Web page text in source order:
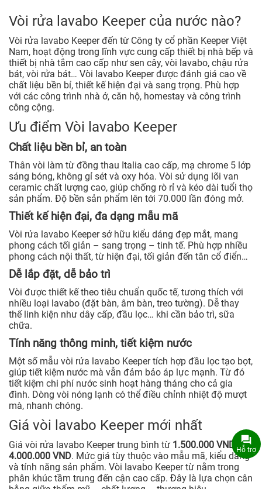
Vòi rửa lavabo Keeper của nước nào?
Vòi rửa lavabo Keeper đến từ Công ty cổ phần Keeper Việt
Nam, hoạt động trong lĩnh vực cung cấp thiết bị nhà bếp và
thiết bị nhà tắm cao cấp như sen cây, vòi lavabo, chậu rửa
bát, vòi rửa bát… Vòi lavabo Keeper được đánh giá cao về
chất liệu bền bỉ, thiết kế hiện đại và sang trọng. Phù hợp
với các công trình nhà ở, căn hộ, homestay và công trình
công cộng.
Ưu điểm Vòi lavabo Keeper
Chất liệu bền bỉ, an toàn
Thân vòi làm từ đồng thau Italia cao cấp, mạ chrome 5 lớp
sáng bóng, không gỉ sét và oxy hóa. Vòi sử dụng lõi van
ceramic chất lượng cao, giúp chống rò rỉ và kéo dài tuổi thọ
sản phẩm. Độ bền sản phẩm lên tới 70.000 lần đóng mở.
Thiết kế hiện đại, đa dạng mẫu mã
Vòi rửa lavabo Keeper sở hữu kiểu dáng đẹp mắt, mang
phong cách tối giản – sang trọng – tinh tế. Phù hợp nhiều
phong cách nội thất, từ hiện đại, tối giản đến tân cổ điển…
Dễ lắp đặt, dễ bảo trì
Vòi được thiết kế theo tiêu chuẩn quốc tế, tương thích với
nhiều loại lavabo (đặt bàn, âm bàn, treo tường). Dễ thay
thế linh kiện như dây cấp, đầu lọc… khi cần bảo trì, sữa
chữa.
Tính năng thông minh, tiết kiệm nước
Một số mẫu vòi rửa lavabo Keeper tích hợp đầu lọc tạo bọt,
giúp tiết kiệm nước mà vẫn đảm bảo áp lực mạnh. Từ đó
tiết kiệm chi phí nước sinh hoạt hàng tháng cho cả gia
đình. Dòng vòi nóng lạnh có thể điều chỉnh nhiệt độ mượt
mà, nhanh chóng.
Giá vòi lavabo Keeper mới nhất
Giá vòi rửa lavabo Keeper trung bình từ 1.500.000 VND –
4.000.000 VND. Mức giá tùy thuộc vào mẫu mã, kiểu dáng
và tính năng sản phẩm. Vòi lavabo Keeper từ nằm trong
phân khúc tầm trung đến cận cao cấp. Đây là lựa chọn cân
Hỗ trợ